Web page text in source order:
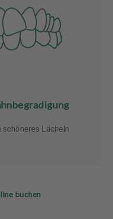
schöneres Lächeln
buchen